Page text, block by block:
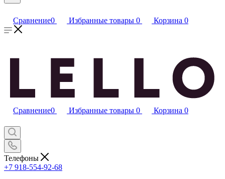
Сравнение0 Избранные товары 0 Корзина 0
Сравнение0 Избранные товары 0 Корзина 0
Телефоны
+7 918-554-92-68